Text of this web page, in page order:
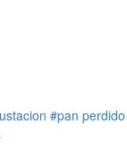
#pan perdido